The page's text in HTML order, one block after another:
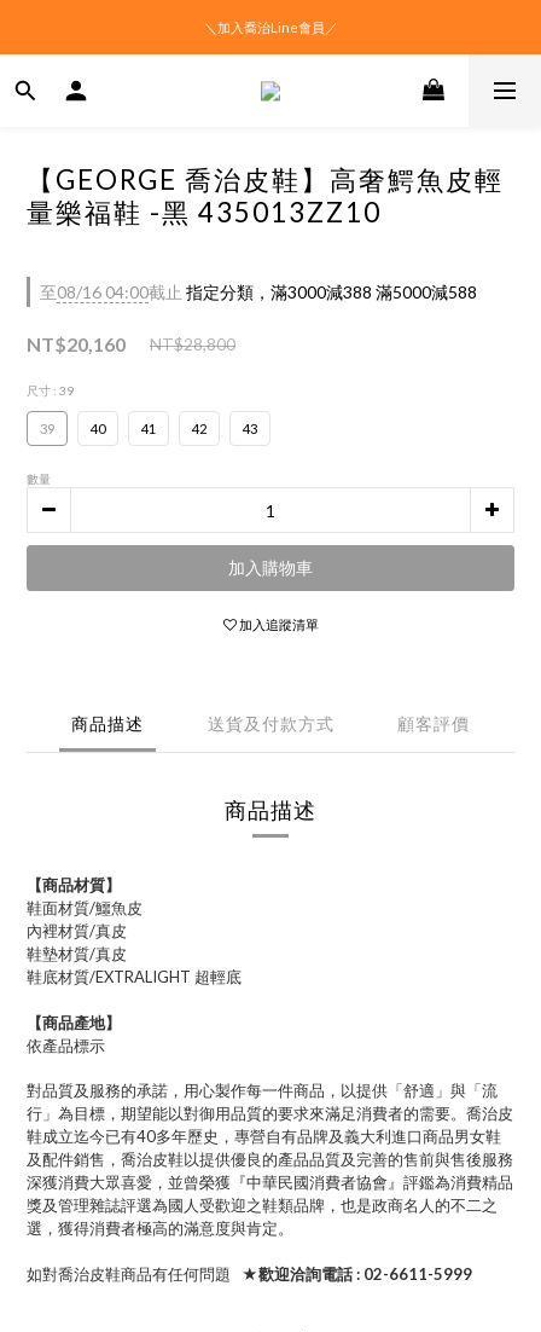
＼加入喬治Line會員／
【GEORGE 喬治皮鞋】高奢鰐魚皮輕
量樂福鞋 -黑 435013ZZ10
至08/16 04:00截止 指定分類，滿3000減388 滿5000減588
NT$20,160 NT$28,800
尺寸 : 39
39 40 41 42 43
數量
加入購物車
加入追蹤清單
商品描述 送貨及付款方式 顧客評價
商品描述
【商品材質】
鞋面材質/鱷魚皮
內裡材質/真皮
鞋墊材質/真皮
鞋底材質/EXTRALIGHT 超輕底
【商品產地】
依產品標示
對品質及服務的承諾，用心製作每一件商品，以提供「舒適」與「流
行」為目標，期望能以對御用品質的要求來滿足消費者的需要。喬治皮
鞋成立迄今已有40多年歷史，專營自有品牌及義大利進口商品男女鞋
及配件銷售，喬治皮鞋以提供優良的產品品質及完善的售前與售後服務
深獲消費大眾喜愛，並曾榮獲『中華民國消費者協會』評鑑為消費精品
獎及管理雜誌評選為國人受歡迎之鞋類品牌，也是政商名人的不二之
選，獲得消費者極高的滿意度與肯定。
如對喬治皮鞋商品有任何問題 ★歡迎洽詢電話 : 02-6611-5999